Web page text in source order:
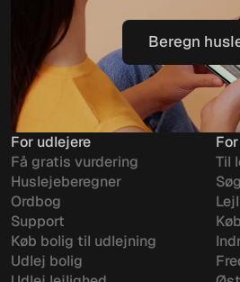
Beregn
Beregn
For udlejere
Få gratis vurdering
Huslejeberegner
Ordbog
Support
Køb bolig til udlejning
Udlej bolig
Til